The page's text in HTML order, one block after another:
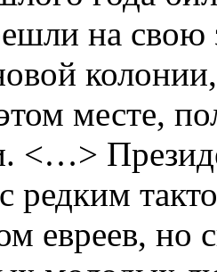
на
месте,
<…>
редким
евреев, но